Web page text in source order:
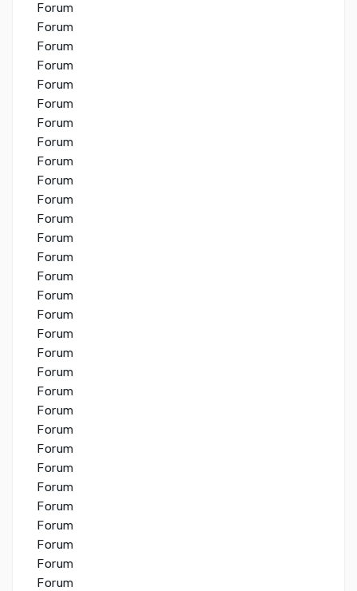
Forum
Forum
Forum
Forum
Forum
Forum
Forum
Forum
Forum
Forum
Forum
Forum
Forum
Forum
Forum
Forum
Forum
Forum
Forum
Forum
Forum
Forum
Forum
Forum
Forum
Forum
Forum
Forum
Forum
Forum
Forum